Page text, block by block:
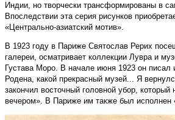
Индии, но творчески трансформированы в
Впоследствии эта серия рисунков
«Центрально-азиатский мотив».
В 1923 году в Париже Святослав Рерих
галереи, осматривает коллекции Лувра и
Густава Моро. В начале июня 1923 он
Родена, какой прекрасный музей... Я
закончил восточный головной убор,
вечером». В Париже им также был исполнен